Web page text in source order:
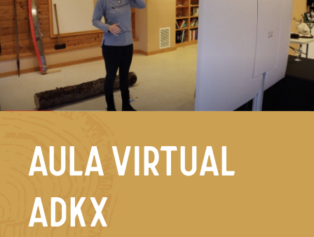
AULA VIRTUAL
ADKX